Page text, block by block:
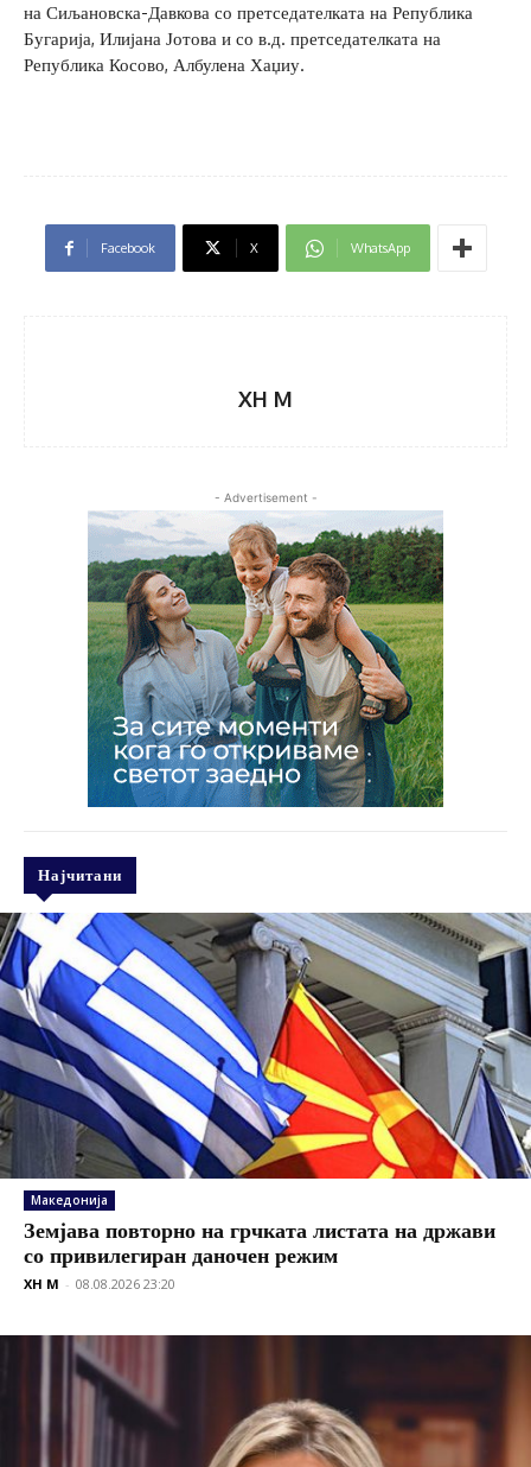
на Сиљановска-Давкова со претседателката на Република
Бугарија, Илијана Јотова и со в.д. претседателката на
Република Косово, Албулена Хаџиу.
Facebook X WhatsApp
XH M
- Advertisement -
Најчитани
Македонија
Земјава повторно на грчката листата на држави
со привилегиран даночен режим
XH M - 08.08.2026 23:20